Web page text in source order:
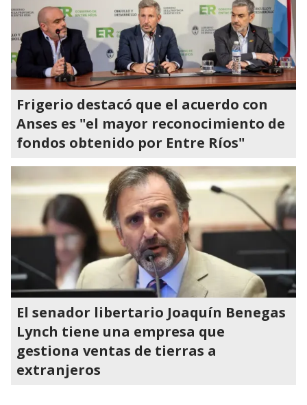
Frigerio destacó que el acuerdo con
Anses es "el mayor reconocimiento de
fondos obtenido por Entre Ríos"
El senador libertario Joaquín Benegas
Lynch tiene una empresa que
gestiona ventas de tierras a
extranjeros